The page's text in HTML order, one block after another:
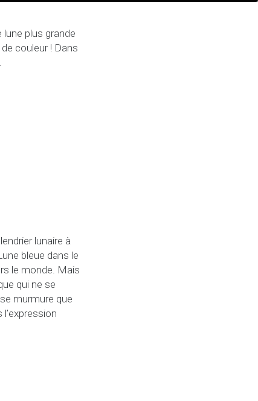
lune plus grande
couleur ! Dans
lunaire à
bleue dans le
le monde. Mais
qui ne se
murmure que